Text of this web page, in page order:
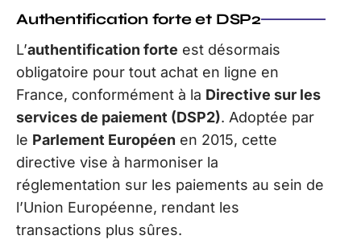
Authentification forte et DSP2
L’authentification forte est désormais
obligatoire pour tout achat en ligne en
France, conformément à la Directive sur les
services de paiement (DSP2). Adoptée par
le Parlement Européen en 2015, cette
directive vise à harmoniser la
réglementation sur les paiements au sein de
l’Union Européenne, rendant les
transactions plus sûres.